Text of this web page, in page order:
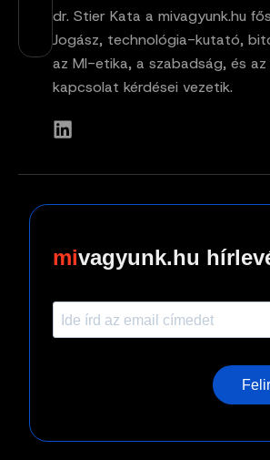
dr. Stier Kata a mivagyunk.hu
Jogász, technológia-kutató,
az MI-etika, a szabadság, és
kapcsolat kérdései vezetik.
vagyunk.hu